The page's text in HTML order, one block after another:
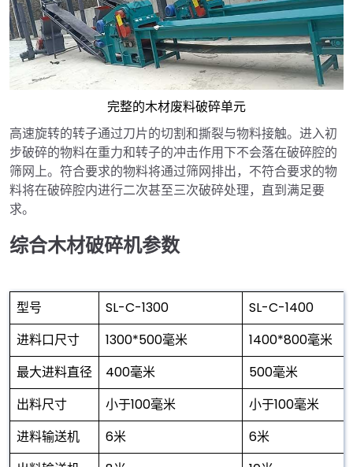
完整的木材废料破碎单元
高速旋转的转子通过刀片的切割和撕裂与物料接触。进入初
步破碎的物料在重力和转子的冲击作用下不会落在破碎腔的
筛网上。符合要求的物料将通过筛网排出，不符合要求的物
料将在破碎腔内进行二次甚至三次破碎处理，直到满足要
求。
综合木材破碎机参数
型号 SL-C-1300
SL-C-1400
进料口尺寸
1300*500毫米
1400*800毫米
最大进料直径
400毫米
500毫米
出料尺寸
小于100毫米
小于100毫米
进料输送机
6米
6米